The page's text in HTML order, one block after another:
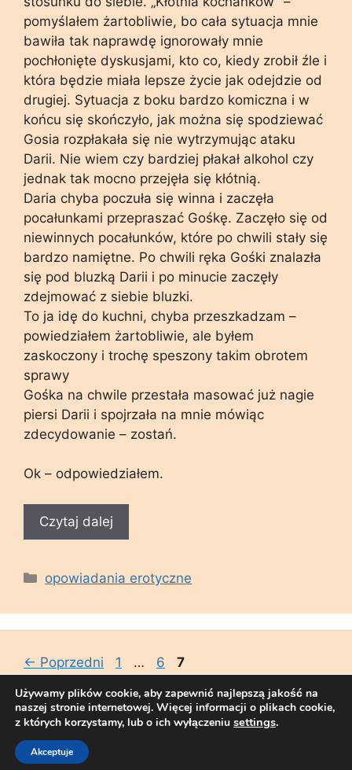
pomyślałem żartobliwie, bo cała sytuacja mnie
bawiła tak naprawdę ignorowały mnie
pochłonięte dyskusjami, kto co, kiedy zrobił źle i
która będzie miała lepsze życie jak odejdzie od
drugiej. Sytuacja z boku bardzo komiczna i w
końcu się skończyło, jak można się spodziewać
Gosia rozpłakała się nie wytrzymując ataku
Darii. Nie wiem czy bardziej płakał alkohol czy
jednak tak mocno przejęła się kłótnią.
Daria chyba poczuła się winna i zaczęła
pocałunkami przepraszać Gośkę. Zaczęło się od
niewinnych pocałunków, które po chwili stały się
bardzo namiętne. Po chwili ręka Gośki znalazła
się pod bluzką Darii i po minucie zaczęły
zdejmować z siebie bluzki.
To ja idę do kuchni, chyba przeszkadzam –
powiedziałem żartobliwie, ale byłem
zaskoczony i trochę speszony takim obrotem
sprawy
Gośka na chwile przestała masować już nagie
piersi Darii i spojrzała na mnie mówiąc
zdecydowanie – zostań.
Ok – odpowiedziałem.
Czytaj dalej
Kategorie
opowiadania erotyczne
← Poprzedni Strona
1 … Strona
6 Strona
7
Telefony
Używamy plików cookie, aby zapewnić najlepszą jakość na
naszej stronie internetowej. Więcej informacji o plikach cookie,
z których korzystamy, lub o ich wyłączeniu settings.
Akceptuje